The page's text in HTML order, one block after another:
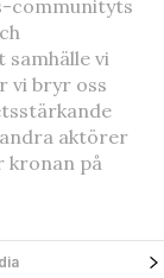
communityts
samhälle vi
vi bryr oss
aktörer
kronan på